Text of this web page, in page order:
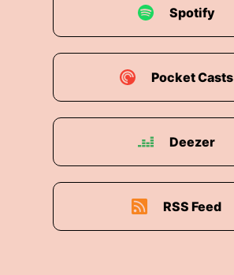
Spotify
Pocket Casts
Deezer
RSS Feed